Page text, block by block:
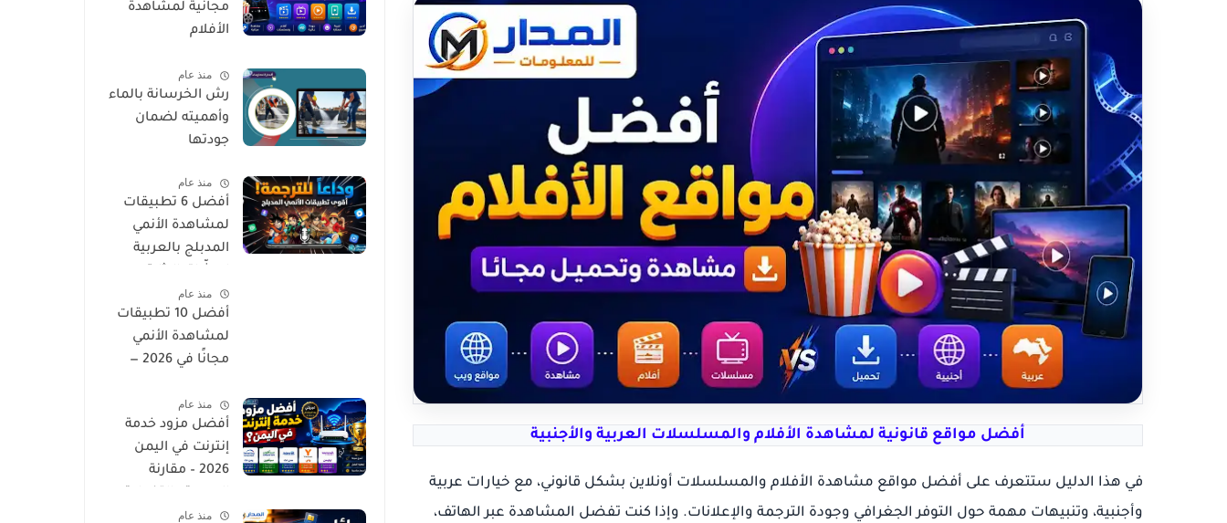
أفضل مواقع قانونية لمشاهدة الأفلام والمسلسلات العربية والأجنبية
في هذا الدليل ستتعرف على أفضل مواقع مشاهدة الأفلام والمسلسلات أونلاين بشكل قانوني، مع خيارات عربية
وأجنبية، وتنبيهات مهمة حول التوفر الجغرافي وجودة الترجمة والإعلانات. وإذا كنت تفضل المشاهدة عبر الهاتف،
مجانية لمشاهدة
الأفلام
عالية وبشكل آمن
منذ عام
رش الخرسانة بالماء
وأهميته لضمان
جودتها
منذ عام
أفضل 6 تطبيقات
لمشاهدة الأنمي
المدبلج بالعربية
والجودة العالية
منذ عام
أفضل 10 تطبيقات
لمشاهدة الأنمي
مجانًا في 2026 —
بمسلسلاتك
المفضلة بدون تكلفة
منذ عام
أفضل مزود خدمة
إنترنت في اليمن
2026 – مقارنة
منذ عام